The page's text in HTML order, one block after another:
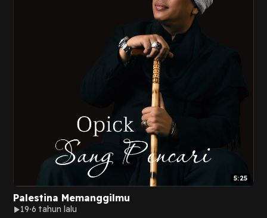
5:25
Palestina Memanggilmu
19 6 tahun lalu